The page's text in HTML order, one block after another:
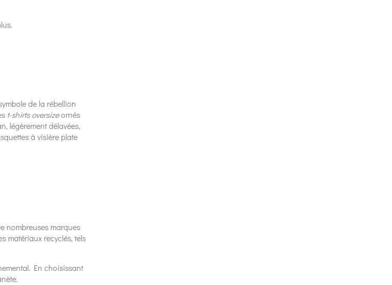
de la rébellion
t-shirts oversizeornés
légèrement délavées,
à visière plate
nombreuses marques
matériaux recyclés, tels
En choisissant